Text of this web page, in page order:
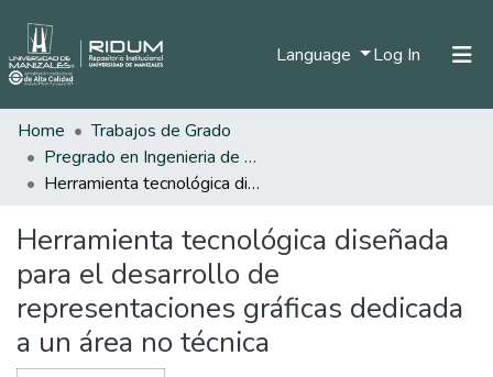
Language Log In (current)
Home
Trabajos de Grado
Pregrado en Ingenieria de Sistemas y Telecomunicaciones
Herramienta tecnológica diseñada para el desarrollo de representaciones gráficas dedicada a un área no técnica
Herramienta tecnológica diseñada
para el desarrollo de
representaciones gráficas dedicada
a un área no técnica